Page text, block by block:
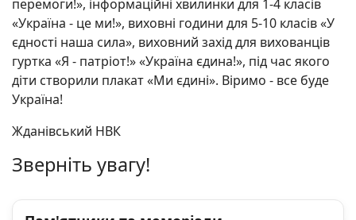
перемоги!», інформаційні хвилинки для 1-4 класів
«Україна - це ми!», виховні години для 5-10 класів «У
єдності наша сила», виховний захід для вихованців
гуртка «Я - патріот!» «Україна єдина!», під час якого
діти створили плакат «Ми єдині». Віримо - все буде
Україна!
Жданівський НВК
Зверніть увагу!